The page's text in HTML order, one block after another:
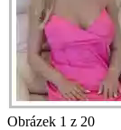
Obrázek 1 z 20